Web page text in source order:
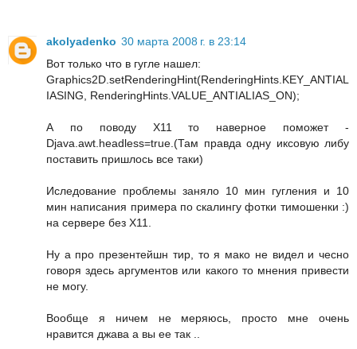
akolyadenko 30 марта 2008 г. в 23:14
Вот только что в гугле нашел:
Graphics2D.setRenderingHint(RenderingHints.KEY_ANTIAL
IASING, RenderingHints.VALUE_ANTIALIAS_ON);
А по поводу X11 то наверное поможет -
Djava.awt.headless=true.(Там правда одну иксовую либу
поставить пришлось все таки)
Иследование проблемы заняло 10 мин гугления и 10
мин написания примера по скалингу фотки тимошенки :)
на сервере без Х11.
Ну а про презентейшн тир, то я мако не видел и чесно
говоря здесь аргументов или какого то мнения привести
не могу.
Вообще я ничем не меряюсь, просто мне очень
нравится джава а вы ее так ..